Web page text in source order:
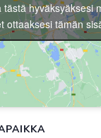
tästä hyväksyäksesi
ottaaksesi tämän